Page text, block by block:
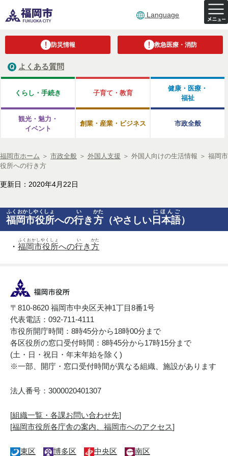
Language
防災情報 救急医療・消防
よくある質問
くらし・手続き 子育て・教育
健康・医療・
福祉
観光・魅力・
イベント
創業・産業・ビジネス 市政全般
福岡市ホーム ＞ 市政全般 ＞ 外国人支援 ＞ 外国人向けの生活情報 ＞ 福岡市
役所への行き方
更新日：2020年4月22日
福岡市役所
ふくおかしやくしょ
への行
い
き方
かた
（やさしい 日本語
にほんご
）
・福岡市役所
ふくおかしやくしょ
への行
い
き方
かた
〒810-8620 福岡市中央区天神1丁目8番1号
代表電話：092-711-4111
市役所開庁時間：8時45分から18時00分まで
各区役所の窓口受付時間：8時45分から17時15分まで
(土・日・祝日・年末年始を除く)
※一部、開庁・窓口受付時間が異なる組織、施設があります
法人番号：3000020401307
[組織一覧・各課お問い合わせ先]
[福岡市役所各庁舎の案内、福岡市へのアクセス]
東区 博多区 中央区 南区